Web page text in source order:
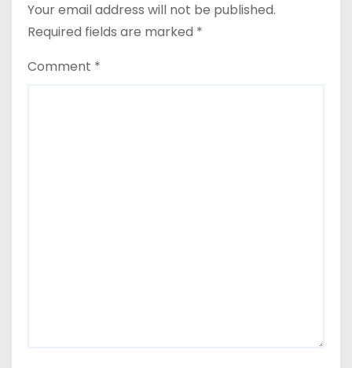
Your email address will not be published.
Required fields are marked *
Comment *